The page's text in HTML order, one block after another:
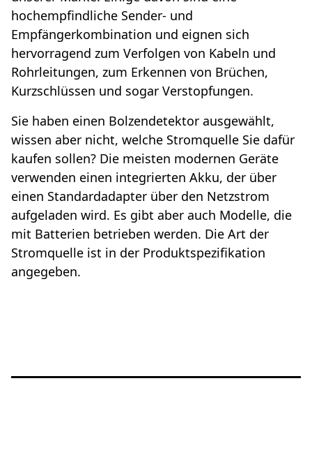
hochempfindliche Sender- und
Empfängerkombination und eignen sich
hervorragend zum Verfolgen von Kabeln und
Rohrleitungen, zum Erkennen von Brüchen,
Kurzschlüssen und sogar Verstopfungen.
Sie haben einen Bolzendetektor ausgewählt,
wissen aber nicht, welche Stromquelle Sie dafür
kaufen sollen? Die meisten modernen Geräte
verwenden einen integrierten Akku, der über
einen Standardadapter über den Netzstrom
aufgeladen wird. Es gibt aber auch Modelle, die
mit Batterien betrieben werden. Die Art der
Stromquelle ist in der Produktspezifikation
angegeben.